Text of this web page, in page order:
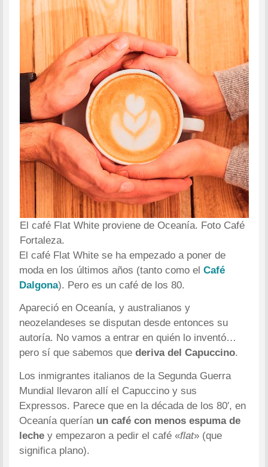
El café Flat White proviene de Oceanía. Foto Café
Fortaleza.
El café Flat White se ha empezado a poner de
moda en los últimos años (tanto como elCafé
Dalgona). Pero es un café de los 80.
Apareció en Oceanía, y australianos y
neozelandeses se disputan desde entonces su
autoría. No vamos a entrar en quién lo inventó…
pero sí que sabemos quederiva del Capuccino.
Los inmigrantes italianos de la Segunda Guerra
Mundial llevaron allí el Capuccino y sus
Expressos. Parece que en la década de los 80′, en
Oceanía querían un café con menos espuma de
leche y empezaron a pedir el café «flat» (que
significa plano).